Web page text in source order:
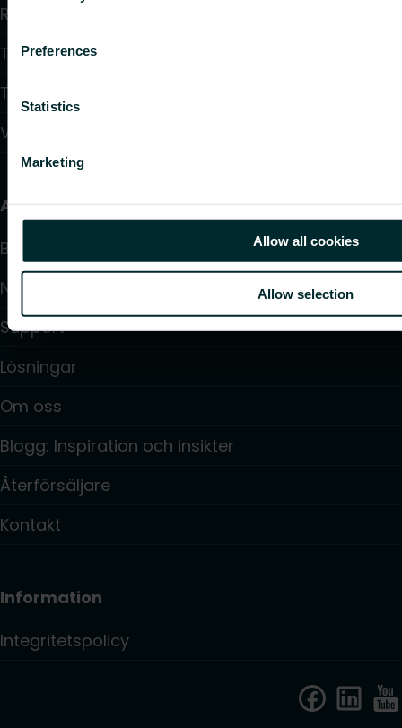
Preferences
Statistics
Marketing
Allow all cookies
Allow selection
Reglering
Tappvattensystem
Takvärmesystem
Värmepumpar
Användbara länkar
Beräkningsprogram
Nedladdningar
Support
Lösningar
Om oss
Blogg: Inspiration och insikter
Återförsäljare
Kontakt
Information
Integritetspolicy